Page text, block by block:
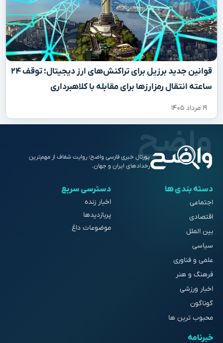
قوانین جدید برزیل برای تراکنش‌های ارز دیجیتال؛ توقف ۲۴
ساعته انتقال رمزارزها برای مقابله با کلاهبرداری
۱۹ مرداد ۱۴۰۵
پورتال خبری فارسی واضح؛ روایت شفاف از مهم‌ترین
رخدادهای ایران و جهان.
دسته بندی ها
اجتماعی
اقتصادی
بین الملل
سیاسی
علمی و فناوری
فرهنگ و هنر
اخبار ورزشی
گوناگون
محبوب ترین ها
دسترسی سریع
اخبار زنده
پربازدیدها
موضوعات داغ
خبرنامه